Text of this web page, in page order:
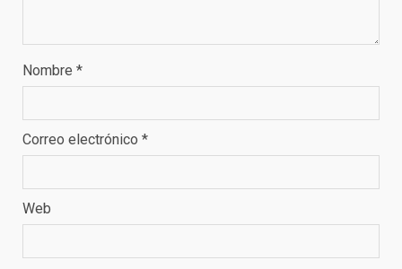
Nombre *
Correo electrónico *
Web